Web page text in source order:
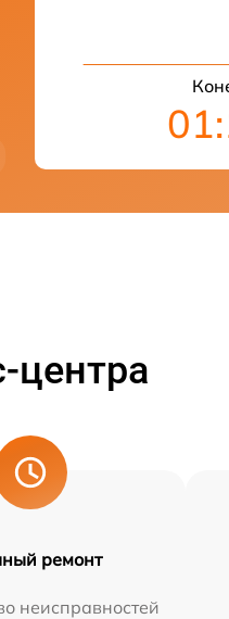
центра
ремонт
неисправностей